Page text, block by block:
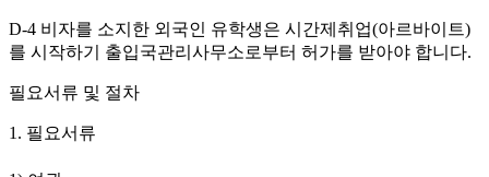
D-4 비자를 소지한 외국인 유학생은 시간제취업(아르바이트)
를 시작하기 출입국관리사무소로부터 허가를 받아야 합니다.
필요서류 및 절차
1. 필요서류